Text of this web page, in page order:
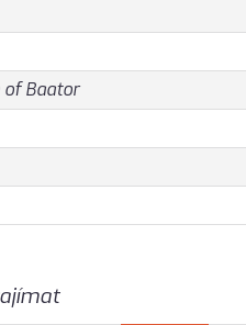
of Baator